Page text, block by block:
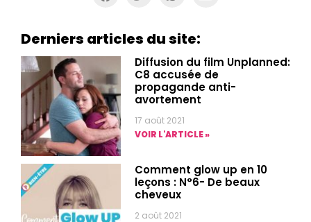
Derniers articles du site:
Diffusion du film Unplanned:
C8 accusée de
propagande anti-
avortement
17 août 2021
VOIR L'ARTICLE »
Comment glow up en 10
leçons : N°6- De beaux
cheveux
2 août 2021